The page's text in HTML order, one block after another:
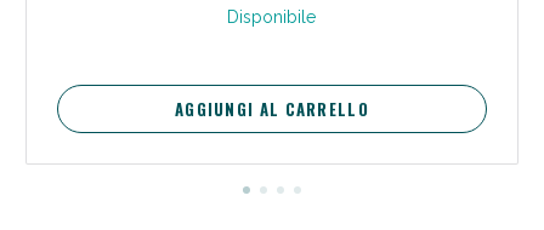
Disponibile
AGGIUNGI AL CARRELLO